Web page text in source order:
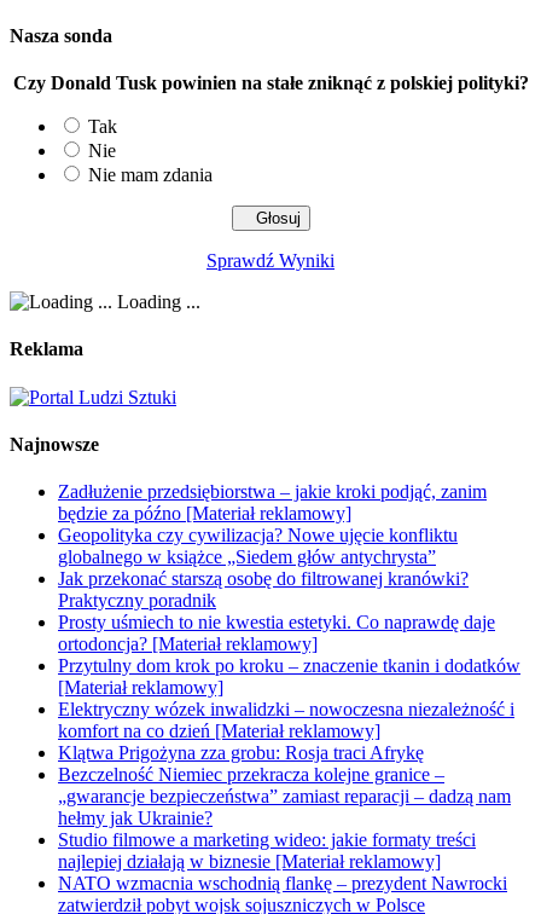
Nasza sonda
Czy Donald Tusk powinien na stałe zniknąć z polskiej polityki?
Tak
Nie
Nie mam zdania
Sprawdź Wyniki
Loading ...
Reklama
Najnowsze
Zadłużenie przedsiębiorstwa – jakie kroki podjąć, zanim
będzie za późno [Materiał reklamowy]
Geopolityka czy cywilizacja? Nowe ujęcie konfliktu
globalnego w książce „Siedem głów antychrysta”
Jak przekonać starszą osobę do filtrowanej kranówki?
Praktyczny poradnik
Prosty uśmiech to nie kwestia estetyki. Co naprawdę daje
ortodoncja? [Materiał reklamowy]
Przytulny dom krok po kroku – znaczenie tkanin i dodatków
[Materiał reklamowy]
Elektryczny wózek inwalidzki – nowoczesna niezależność i
komfort na co dzień [Materiał reklamowy]
Klątwa Prigożyna zza grobu: Rosja traci Afrykę
Bezczelność Niemiec przekracza kolejne granice –
„gwarancje bezpieczeństwa” zamiast reparacji – dadzą nam
hełmy jak Ukrainie?
Studio filmowe a marketing wideo: jakie formaty treści
najlepiej działają w biznesie [Materiał reklamowy]
NATO wzmacnia wschodnią flankę – prezydent Nawrocki
zatwierdził pobyt wojsk sojuszniczych w Polsce